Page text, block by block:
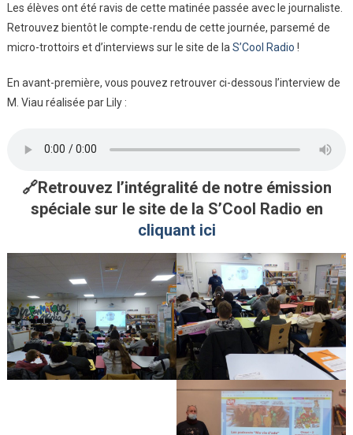
Les élèves ont été ravis de cette matinée passée avec le journaliste.
Retrouvez bientôt le compte-rendu de cette journée, parsemé de
micro-trottoirs et d’interviews sur le site de la S’Cool Radio !
En avant-première, vous pouvez retrouver ci-dessous l’interview de
M. Viau réalisée par Lily :
🔗Retrouvez l’intégralité de notre émission
spéciale sur le site de la S’Cool Radio en
cliquant ici